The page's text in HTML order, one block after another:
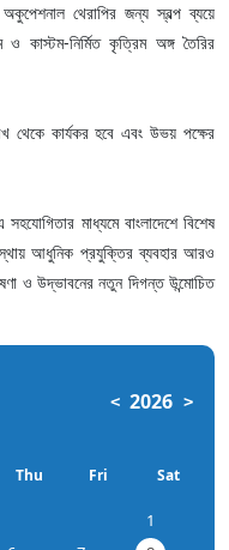
থেরাপির জন্য স্বল্প ব্যয়ে
ও কাস্টম-নির্মিত কৃত্রিম অঙ্গ তৈরির
থেকে কার্যকর হবে এবং উভয় পক্ষের
মাধ্যমে বাংলাদেশে বিশেষ
আধুনিক প্রযুক্তির ব্যবহার আরও
ও উদ্ভাবনের নতুন দিগন্ত উন্মোচিত
< 2026 >
Thu Fri Sat
1